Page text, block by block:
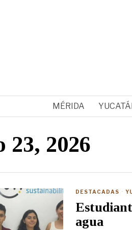
MÉRIDA
23, 2026
DESTACADAS ·
agua